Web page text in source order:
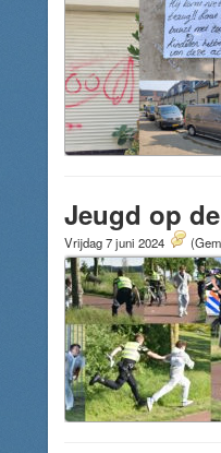
Jeugd op
Vrijdag 7 juni 2024